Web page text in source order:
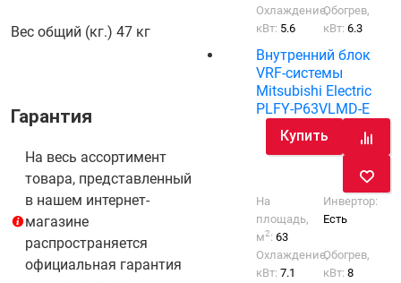
Вес общий (кг.) 47 кг
Гарантия
На весь ассортимент
товара, представленный
в нашем интернет-
магазине
распространяется
официальная гарантия
Охлаждение,
кВт: 5.6
Обогрев,
кВт:6.3
Внутренний блок
VRF-системы
Mitsubishi Electric
PLFY-P63VLMD-E
Купить
На
площадь,
м2:63
Инвертор:
Есть
Охлаждение,
кВт:7.1
Обогрев,
кВт:8